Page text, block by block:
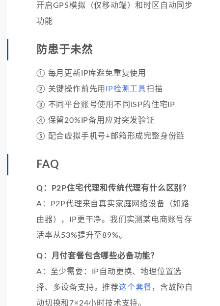
开启GPS模拟（仅移动端）和时区自动同步
功能
防患于未然
① 每月更新IP库避免重复使用
② 关键操作前先用
IP检测工具扫描
③ 不同平台账号使用不同ISP的住宅IP
④ 保留20%IP备用应对突发验证
⑤ 配合虚拟手机号+邮箱形成完整身份链
FAQ
Q：P2P住宅代理和传统代理有什么区别？
A：P2P代理来自真实家庭网络设备（如路
由器），IP更干净。我们实测某电商账号存
活率从53%提升至89%。
Q：月付套餐包含哪些必备功能？
A：至少需要：IP自动更换、地理位置选
择、多设备支持。推荐这个套餐 ，含故障自
动切换和7×24小时技术支持。